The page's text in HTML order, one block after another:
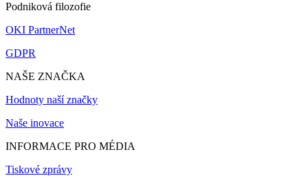
Podniková filozofie
OKI PartnerNet
GDPR
NAŠE ZNAČKA
Hodnoty naší značky
Naše inovace
INFORMACE PRO MÉDIA
Tiskové zprávy